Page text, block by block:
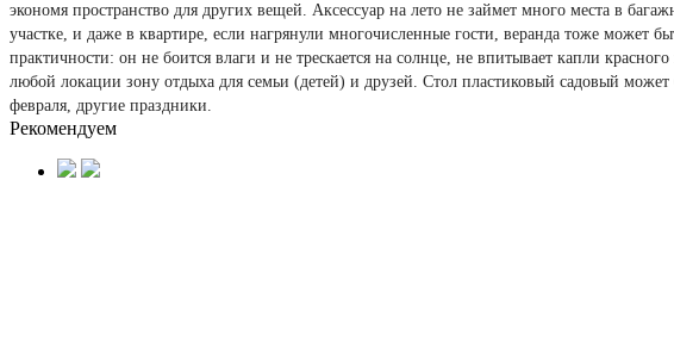
экономя пространство для других вещей. Аксессуар на лето не займет много места в
участке, и даже в квартире, если нагрянули многочисленные гости, веранда тоже может
практичности: он не боится влаги и не трескается на солнце, не впитывает капли
любой локации зону отдыха для семьи (детей) и друзей. Стол пластиковый садовый
февраля, другие праздники.
Рекомендуем